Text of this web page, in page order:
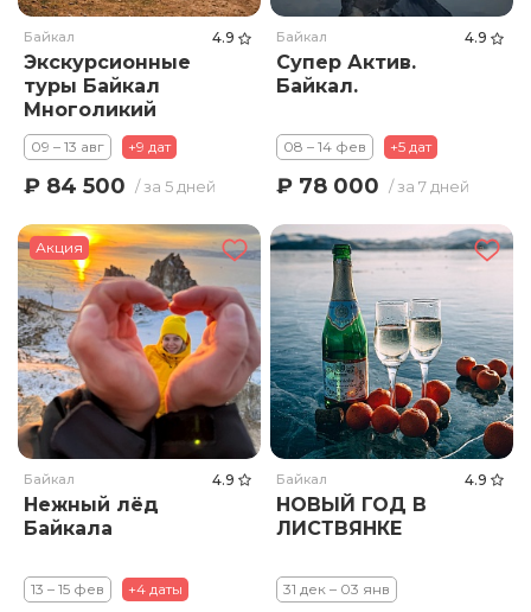
Байкал 4.9
Экскурсионные
туры Байкал
Многоликий
09 – 13 авг +9 дат
₽ 84 500 / за 5 дней
Байкал 4.9
Супер Актив.
Байкал.
08 – 14 фев +5 дат
₽ 78 000 / за 7 дней
Акция
Байкал 4.9
Нежный лёд
Байкала
13 – 15 фев +4 даты
Байкал 4.9
НОВЫЙ ГОД В
ЛИСТВЯНКЕ
31 дек – 03 янв